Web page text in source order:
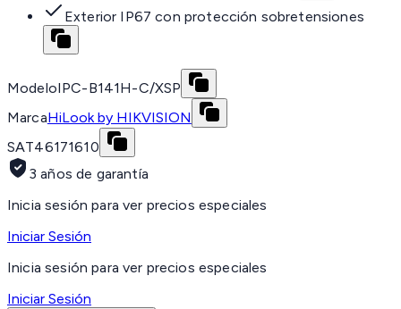
Exterior IP67 con protección sobretensiones
ModeloIPC-B141H-C/XSP
MarcaHiLook by HIKVISION
SAT46171610
3 años de garantía
Inicia sesión para ver precios especiales
Iniciar Sesión
Inicia sesión para ver precios especiales
Iniciar Sesión